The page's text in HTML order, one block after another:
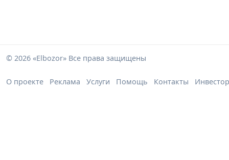
© 2026 «Elbozor» Все права защищены
О проекте Реклама Услуги Помощь Контакты